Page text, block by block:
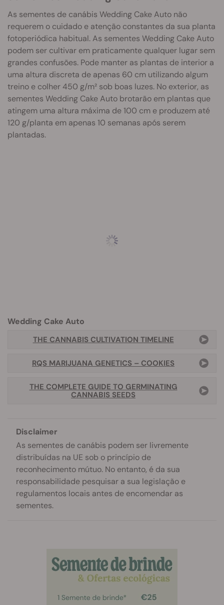
As sementes de canábis Wedding Cake Auto não
requerem o cuidado e atenção constantes da sua planta
fotoperiódica habitual. As sementes Wedding Cake Auto
podem ser cultivar em praticamente qualquer lugar sem
grandes confusões. Pode manter as plantas de interior a
uma altura discreta de apenas 60 cm utilizando algum
treino e colher 450 g/m² sob boas luzes. No exterior, as
sementes Wedding Cake Auto brotarão em plantas que
atingem uma altura máxima de 100 cm e produzem até
120 g/planta em apenas 10 semanas após serem
plantadas.
Wedding Cake Auto
THE CANNABIS CULTIVATION TIMELINE
RQS MARIJUANA GENETICS – COOKIES
THE COMPLETE GUIDE TO GERMINATING
CANNABIS SEEDS
Disclaimer
As sementes de canábis podem ser livremente
distribuídas na UE sob o princípio de
reconhecimento mútuo. No entanto, é da sua
responsabilidade pesquisar a sua legislação e
regulamentos locais antes de encomendar as
sementes.